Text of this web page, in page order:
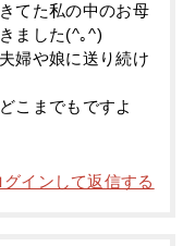
てた私の中のお母
ました(^｡^)
婦や娘に送り続け
こまでもですよ
グインして返信する